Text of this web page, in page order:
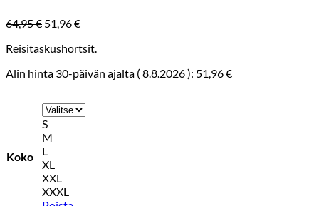
64,95€ Alkuperäinen
oli:
51,96€Nykyinen
on:
Reisitaskushortsit.
Alin hinta 30-päivän ajalta ( 8.8.2026): 51,96€
Koko
S
M
L
XL
XXL
XXXL